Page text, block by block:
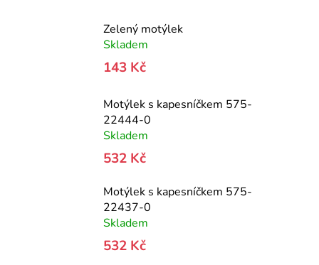
Zelený motýlek
Skladem
143 Kč
Motýlek s kapesníčkem 575-
22444-0
Skladem
532 Kč
Motýlek s kapesníčkem 575-
22437-0
Skladem
532 Kč